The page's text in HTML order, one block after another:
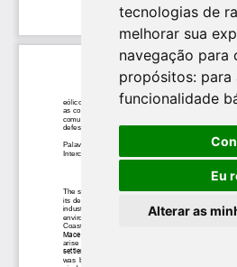
tecnologias de
melhorar sua
navegação para
propósitos: para
funcionalidade
Eu
Alterar as